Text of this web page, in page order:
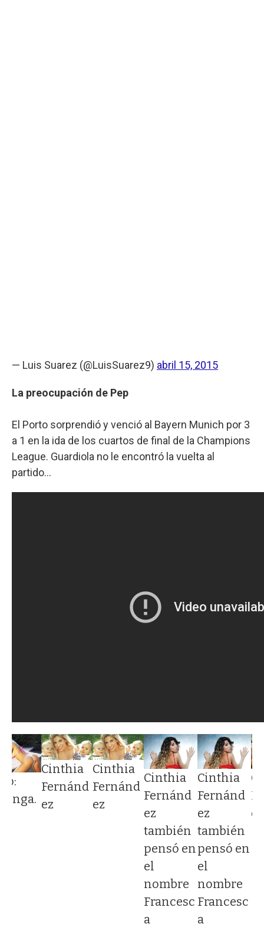
— Luis Suarez (@LuisSuarez9) abril 15, 2015
La preocupación de Pep
El Porto sorprendió y venció al Bayern Munich por 3
a 1 en la ida de los cuartos de final de la Champions
League. Guardiola no le encontró la vuelta al
partido...
Cinthia
Fernánd
ez
Cinthia
Fernánd
ez
Cinthia
Fernánd
ez
también
pensó en
el
nombre
Francesc
a
Cinthia
Fernánd
ez
también
pensó en
el
nombre
Francesc
a
ez